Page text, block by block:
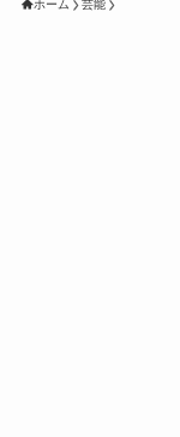
ホーム 芸能